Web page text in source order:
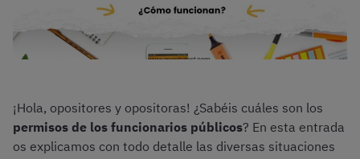
¡Hola, opositores y opositoras! ¿Sabéis cuáles son los
permisos de los funcionarios públicos? En esta entrada
os explicamos con todo detalle las diversas situaciones